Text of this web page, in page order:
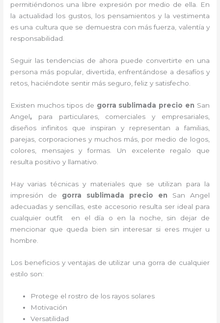
permitiéndonos una libre expresión por medio de ella. En
la actualidad los gustos, los pensamientos y la vestimenta
es una cultura que se demuestra con más fuerza, valentía y
responsabilidad.
Seguir las tendencias de ahora puede convertirte en una
persona más popular, divertida, enfrentándose a desafíos y
retos, haciéndote sentir más seguro, feliz y satisfecho.
Existen muchos tipos de gorra sublimada precio en San
Angel, para particulares, comerciales y empresariales,
diseños infinitos que inspiran y representan a familias,
parejas, corporaciones y muchos más, por medio de logos,
colores, mensajes y formas. Un excelente regalo que
resulta positivo y llamativo.
Hay varias técnicas y materiales que se utilizan para la
impresión de gorra sublimada precio en San Angel
adecuadas y sencillas, este accesorio resulta ser ideal para
cualquier outfit en el día o en la noche, sin dejar de
mencionar que queda bien sin interesar si eres mujer u
hombre.
Los beneficios y ventajas de utilizar una gorra de cualquier
estilo son:
Protege el rostro de los rayos solares
Motivación
Versatilidad